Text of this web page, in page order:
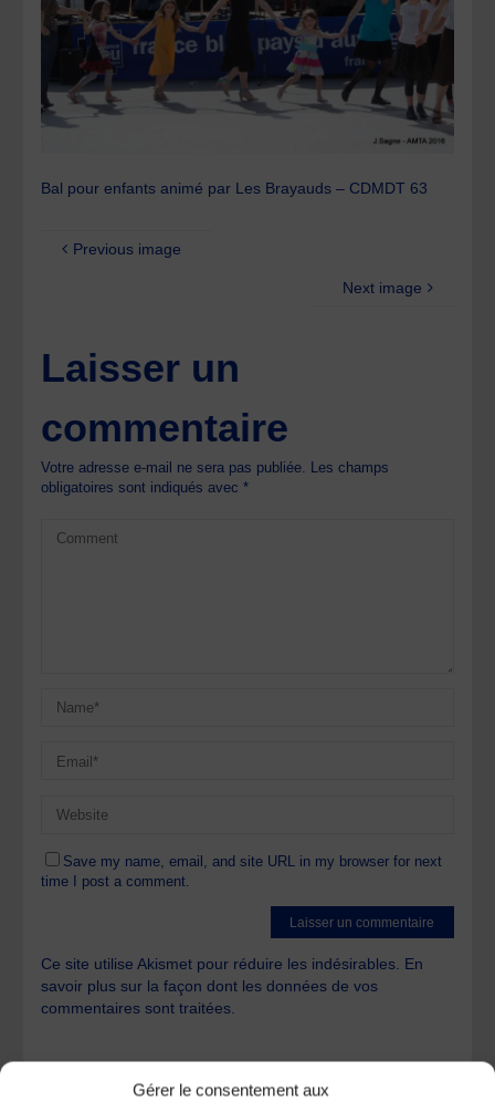
Gérer le consentement aux
Bal pour enfants animé par Les Brayauds – CDMDT 63
Previous image
Next image
Laisser un
commentaire
Votre adresse e-mail ne sera pas publiée.
Les champs
obligatoires sont indiqués avec*
Save my name, email, and site URL in my browser for next
time I post a comment.
Ce site utilise Akismet pour réduire les indésirables. En
savoir plus sur la façon dont les données de vos
commentaires sont traitées